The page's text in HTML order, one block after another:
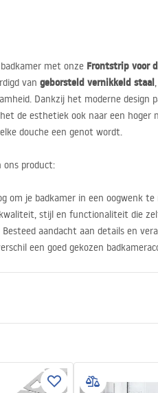
met onze Frontstrip voor
van geborsteld vernikkeld staal
Dankzij het moderne design
de esthetiek ook naar een hoger
douche een genot wordt.
ons product:
om je badkamer in een oogwenk te
stijl en functionaliteit die
aandacht aan details en
een goed gekozen
Roestvrij staal